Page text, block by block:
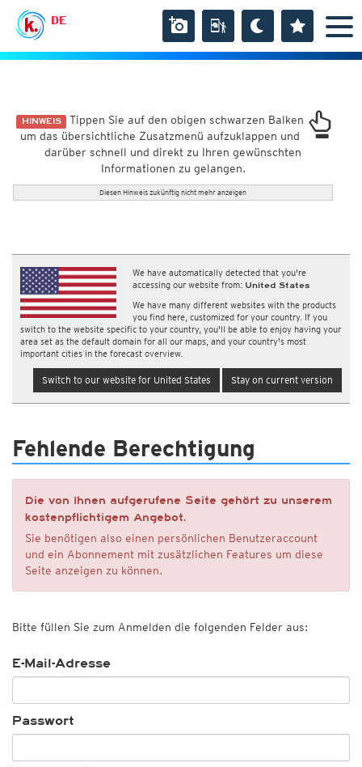
DE
HINWEIS Tippen Sie auf den obigen schwarzen Balken
um das übersichtliche Zusatzmenü aufzuklappen und
darüber schnell und direkt zu Ihren gewünschten
Informationen zu gelangen.
Diesen Hinweis zukünftig nicht mehr anzeigen
We have automatically detected that you're
accessing our website from: United States
We have many different websites with the products
you find here, customized for your country. If you
switch to the website specific to your country, you'll be able to enjoy having your
area set as the default domain for all our maps, and your country's most
important cities in the forecast overview.
Switch to our website for United States Stay on current version
Fehlende Berechtigung
Die von Ihnen aufgerufene Seite gehört zu unserem
kostenpflichtigem Angebot.
Sie benötigen also einen persönlichen Benutzeraccount
und ein Abonnement mit zusätzlichen Features um diese
Seite anzeigen zu können.
Bitte füllen Sie zum Anmelden die folgenden Felder aus:
E-Mail-Adresse
Passwort